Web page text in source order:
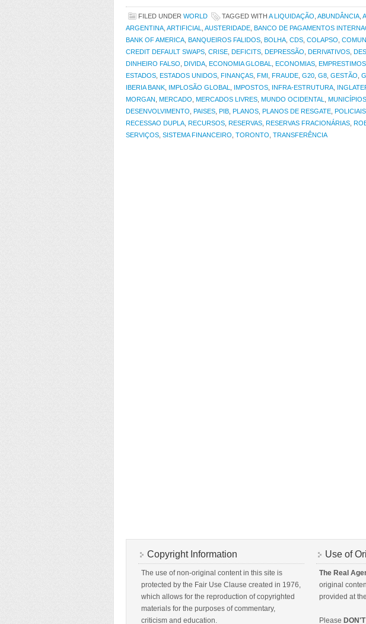
FILED UNDER WORLD TAGGED WITH A LIQUIDAÇÃO ABUNDÂNCIA
ARGENTINA ARTIFICIAL AUSTERIDADE BANCO DE PAGAMENTOS
BANK OF AMERICA BANQUEIROS FALIDOS BOLHA CDS COLAPSO
CREDIT DEFAULT SWAPS CRISE DEFICITS DEPRESSÃO DERIVATIVOS
DINHEIRO FALSO DIVIDA ECONOMIA GLOBAL ECONOMIAS EMPRESTIMOS
ESTADOS ESTADOS UNIDOS FINANÇAS FMI FRAUDE G20 G8 GESTÃO
IBERIA BANK IMPLOSÃO GLOBAL IMPOSTOS INFRA-ESTRUTURA
MORGAN MERCADO MERCADOS LIVRES MUNDO OCIDENTAL MUNICÍPIOS
DESENVOLVIMENTO PAISES PIB PLANOS PLANOS DE RESGATE POLICIAIS
RECESSAO DUPLA RECURSOS RESERVAS RESERVAS FRACIONÁRIAS
SERVIÇOS SISTEMA FINANCEIRO TORONTO TRANSFERÊNCIA
Copyright Information
The use of non-original content in this site is
protected by the Fair Use Clause created in 1976,
which allows for the reproduction of copyrighted
materials for the purposes of commentary,
criticism and education.
Use of
The Real
original
provided at
Please DON'T